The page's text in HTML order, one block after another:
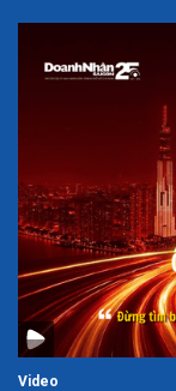
Video